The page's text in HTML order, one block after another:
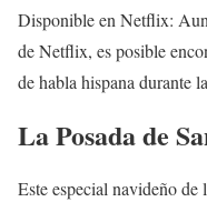
Disponible en Netflix:
de Netflix, es posible
de habla hispana durante
La Posada de
Este especial navideño de